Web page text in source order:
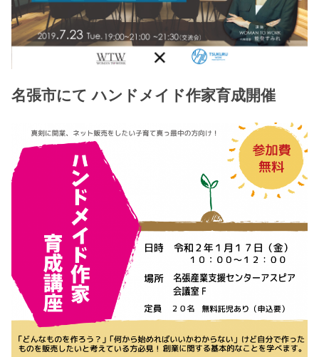
名張市にて ハンドメイド作家育成開催